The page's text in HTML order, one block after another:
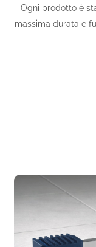
Ogni prodotto è
massima durata e